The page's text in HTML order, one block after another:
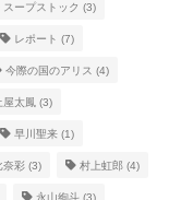
スープストック (3)
レポート (7)
今際の国のアリス (4)
屋太鳳 (3)
早川聖来 (1)
奈彩 (3) 村上虹郎 (4)
永山絢斗 (3)